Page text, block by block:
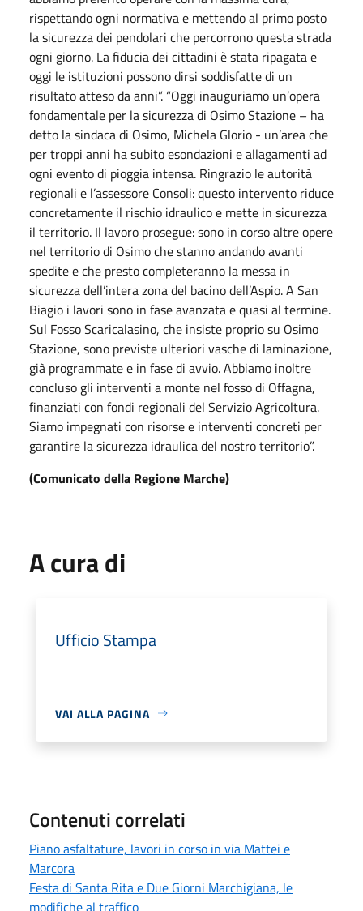
rispettando ogni normativa e mettendo al primo posto
la sicurezza dei pendolari che percorrono questa strada
ogni giorno. La fiducia dei cittadini è stata ripagata e
oggi le istituzioni possono dirsi soddisfatte di un
risultato atteso da anni”. “Oggi inauguriamo un’opera
fondamentale per la sicurezza di Osimo Stazione – ha
detto la sindaca di Osimo, Michela Glorio - un’area che
per troppi anni ha subito esondazioni e allagamenti ad
ogni evento di pioggia intensa. Ringrazio le autorità
regionali e l’assessore Consoli: questo intervento riduce
concretamente il rischio idraulico e mette in sicurezza
il territorio. Il lavoro prosegue: sono in corso altre opere
nel territorio di Osimo che stanno andando avanti
spedite e che presto completeranno la messa in
sicurezza dell’intera zona del bacino dell’Aspio. A San
Biagio i lavori sono in fase avanzata e quasi al termine.
Sul Fosso Scaricalasino, che insiste proprio su Osimo
Stazione, sono previste ulteriori vasche di laminazione,
già programmate e in fase di avvio. Abbiamo inoltre
concluso gli interventi a monte nel fosso di Offagna,
finanziati con fondi regionali del Servizio Agricoltura.
Siamo impegnati con risorse e interventi concreti per
garantire la sicurezza idraulica del nostro territorio”.
(Comunicato della Regione Marche)
A cura di
Ufficio Stampa
VAI ALLA PAGINA
Contenuti correlati
Piano asfaltature, lavori in corso in via Mattei e
Marcora
Festa di Santa Rita e Due Giorni Marchigiana, le
modifiche al traffico